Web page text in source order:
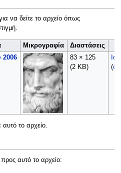
να δείτε το αρχείο όπως
Μικρογραφία
Διαστάσεις
2006
83 × 125
(2 KB)
(
το αρχείο.
αυτό το αρχείο: